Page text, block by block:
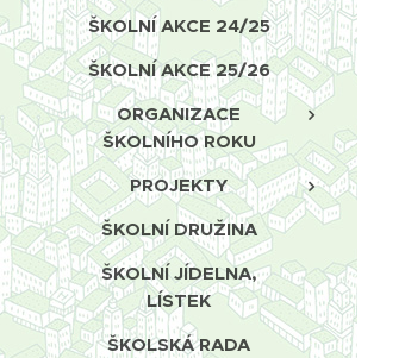
ŠKOLNÍ AKCE 24/25
ŠKOLNÍ AKCE 25/26
ORGANIZACE
ŠKOLNÍHO ROKU
PROJEKTY
ŠKOLNÍ DRUŽINA
ŠKOLNÍ JÍDELNA,
LÍSTEK
ŠKOLSKÁ RADA